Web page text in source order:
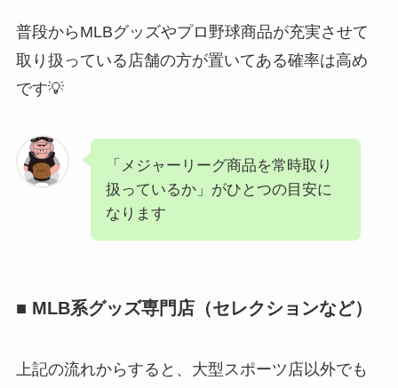
普段からMLBグッズやプロ野球商品が充実させて
取り扱っている店舗の方が置いてある確率は高め
です💡
「メジャーリーグ商品を常時取り
扱っているか」がひとつの目安に
なります
■ MLB系グッズ専門店（セレクションなど）
上記の流れからすると、大型スポーツ店以外でも